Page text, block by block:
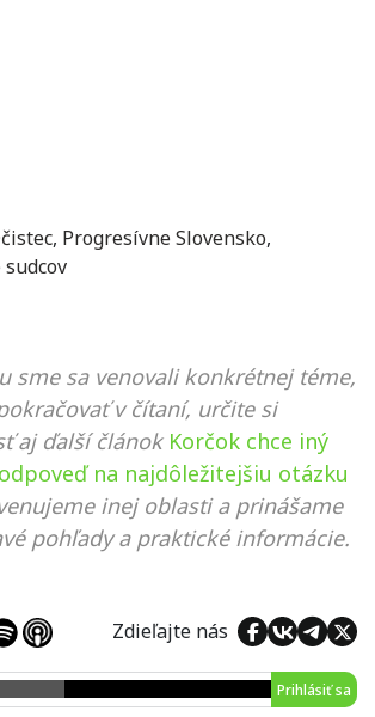
, Progresívne Slovensko,
sme sa venovali konkrétnej téme,
v čítaní, určite si
aj ďalší článok Korčok chce iný
na najdôležitejšiu otázku
inej oblasti a prinášame
pohľady a praktické informácie.
Zdieľajte nás
Prihlásiť sa